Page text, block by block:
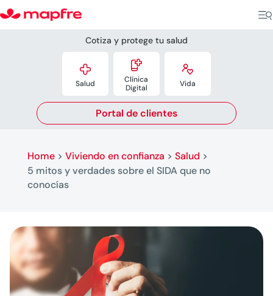
Cotiza y protege tu salud

Salud

Clínica
Digital

Vida
Portal de clientes
Home> Viviendo en confianza > Salud >
5 mitos y verdades sobre el SIDA que no
conocías